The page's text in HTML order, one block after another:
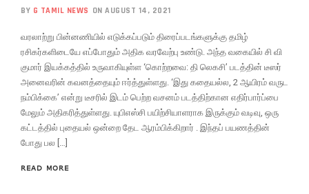
BY G TAMIL NEWS ON AUGUST 14, 2021
வரலாற்று பின்னணியில் எடுக்கப்படும் திரைப்படங்களுக்கு தமிழ்
ரசிகர்களிடையே எப்போதும் அதிக வரவேற்பு உண்டு. அந்த வகையில் சி வி
குமார் இயக்கத்தில் உருவாகியுள்ள ‘கொற்றவை: தி லெகசி’ படத்தின் டீஸர்
அனைவரின் கவனத்தையும் ஈர்த்துள்ளது. ‘இது கதையல்ல, 2 ஆயிரம் வருட
நம்பிக்கை’ என்று டீசரில் இடம் பெற்ற வசனம் படத்திற்கான எதிர்பார்ப்பை
மேலும் அதிகரித்துள்ளது. யுபிஎஸ்சி பயிற்சியாளராக இருக்கும் வடிவு, ஒரு
கட்டத்தில் புதையல் ஒன்றை தேட ஆரம்பிக்கிறார் . இந்தப் பயணத்தின்
போது பல […]
READ MORE